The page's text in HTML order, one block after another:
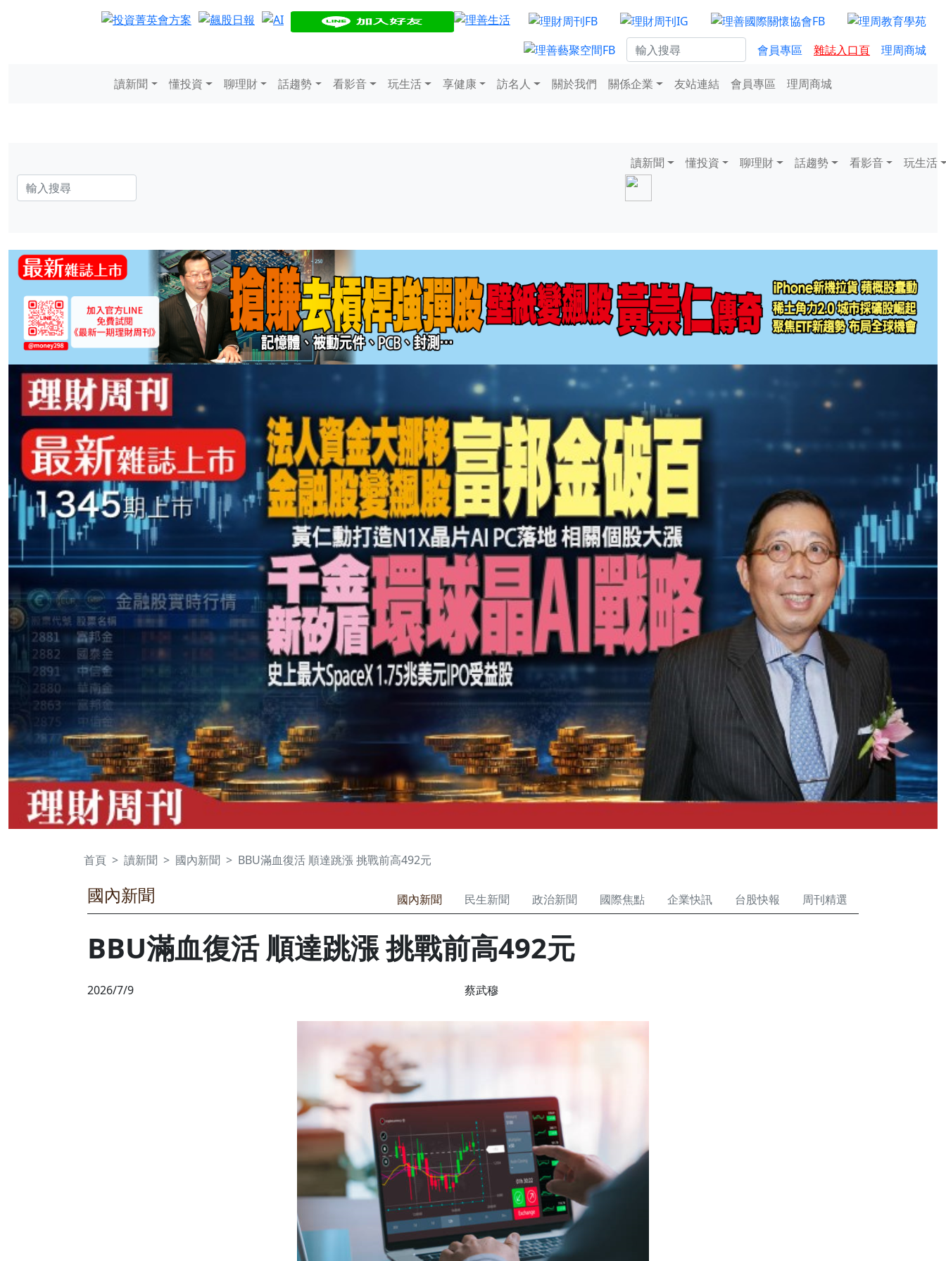
會員專區 雜誌入口頁 理周商城
讀新聞 懂投資 聊理財 話趨勢 看影音 玩生活 享健康 訪名人 關於我們 關係企業 友站連結 會員專區 理周商城
讀新聞 懂投資 聊理財 話趨勢 看影音 玩生活
首頁 讀新聞 國內新聞 BBU滿血復活 順達跳漲 挑戰前高492元
國內新聞 國內新聞 民生新聞 政治新聞 國際焦點 企業快訊 台股快報 周刊精選
BBU滿血復活 順達跳漲 挑戰前高492元
2026/7/9 蔡武穆